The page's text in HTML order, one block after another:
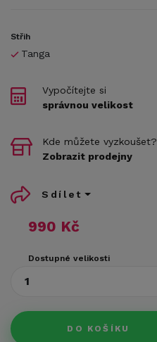
Střih
Tanga
990 Kč
Dostupné velikosti
1
DO KOŠÍKU
Vypočítejte si
správnou velikost
Kde můžete vyzkoušet?
Zobrazit prodejny
Sdílet